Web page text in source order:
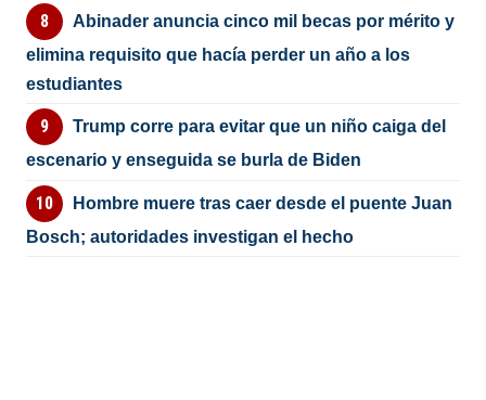
Abinader anuncia cinco mil becas por mérito y
elimina requisito que hacía perder un año a los
estudiantes
Trump corre para evitar que un niño caiga del
escenario y enseguida se burla de Biden
Hombre muere tras caer desde el puente Juan
Bosch; autoridades investigan el hecho